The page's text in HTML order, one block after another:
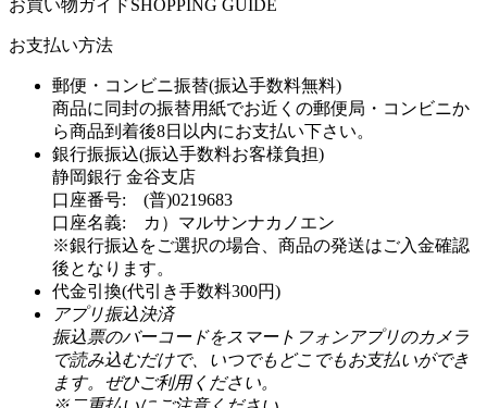
お買い物ガイドSHOPPING GUIDE
お支払い方法
郵便・コンビニ振替(振込手数料無料)
商品に同封の振替用紙でお近くの郵便局・コンビニか
ら商品到着後8日以内にお支払い下さい。
銀行振振込(振込手数料お客様負担)
静岡銀行 金谷支店
口座番号: (普)0219683
口座名義: カ）マルサンナカノエン
※銀行振込をご選択の場合、商品の発送はご入金確認
後となります。
代金引換(代引き手数料300円)
アプリ振込決済
振込票のバーコードをスマートフォンアプリのカメラ
で読み込むだけで、いつでもどこでもお支払いができ
ます。ぜひご利用ください。